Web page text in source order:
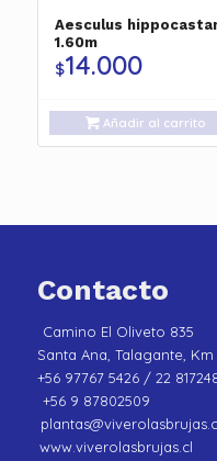
Aesculus
1.60m
$14.000
Añadir al carrito
Contacto
Camino El Oliveto 835
Santa Ana, Talagante, Km
+56 97767 5426 / 22
+56 9 87802509
www.viverolasbrujas.cl